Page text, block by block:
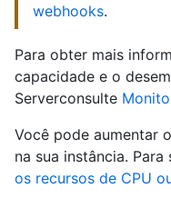
webhooks.
Para obter mais
capacidade e o
Serverconsulte
Você pode aumentar
na sua instância.
os recursos de CPU